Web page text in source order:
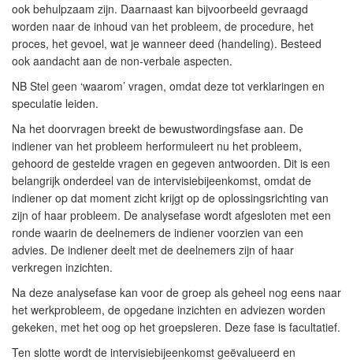
ook behulpzaam zijn. Daarnaast kan bijvoorbeeld gevraagd
worden naar de inhoud van het probleem, de procedure, het
proces, het gevoel, wat je wanneer deed (handeling). Besteed
ook aandacht aan de non-verbale aspecten.
NB Stel geen ‘waarom’ vragen, omdat deze tot verklaringen en
speculatie leiden.
Na het doorvragen breekt de bewustwordingsfase aan. De
indiener van het probleem herformuleert nu het probleem,
gehoord de gestelde vragen en gegeven antwoorden. Dit is een
belangrijk onderdeel van de intervisiebijeenkomst, omdat de
indiener op dat moment zicht krijgt op de oplossingsrichting van
zijn of haar probleem. De analysefase wordt afgesloten met een
ronde waarin de deelnemers de indiener voorzien van een
advies. De indiener deelt met de deelnemers zijn of haar
verkregen inzichten.
Na deze analysefase kan voor de groep als geheel nog eens naar
het werkprobleem, de opgedane inzichten en adviezen worden
gekeken, met het oog op het groepsleren. Deze fase is facultatief.
Ten slotte wordt de intervisiebijeenkomst geëvalueerd en